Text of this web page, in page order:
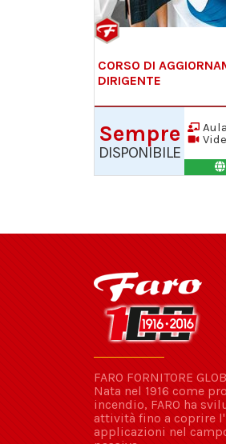
CORSO DI
DIRIGENTE
Sempre
DISPONIBILE
Aula
FARO FORNITORE
Nata nel 1916 come
incendio, FARO ha
attività fino a coprire
applicazioni nel